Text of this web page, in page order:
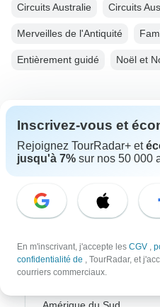
Circuits Australie Circuits
Merveilles de l'Antiquité
Entièrement guidé Noël et
Destinations les plus
Asie
Europe
Ameriqie Latine
Inscrivez-vous et
Rejoignez TourRadar+ et
jusqu'à 7% sur nos 50 000
En m'inscrivant, j'accepte les CGV ,
confidentialité de , TourRadar, et
courriers commerciaux.